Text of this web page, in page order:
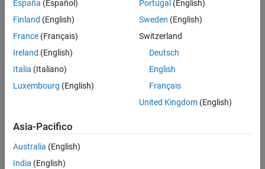
Workflow degli strumenti
Control View Using Camera Tools
Camera tools enable you to perform a number of viewing
operations interactively.
Workflow programmatico
Graphics provides functionality, analogous to that of a camera
scene.
Understanding View Projections
Graphics supports both orthographic and perspective projection
España (Español)
Finland (English)
France (Français)
Ireland (English)
Italia (Italiano)
Luxembourg (English)
Portugal (English)
Sweden (English)
Switzerland
Deutsch
English
Français
United Kingdom(English)
Asia-Pacifico
Australia (English)
India (English)